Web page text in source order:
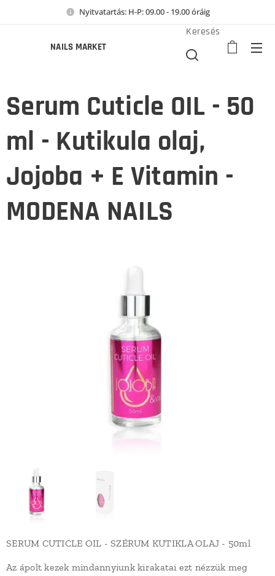
Nyitvatartás: H-P: 09.00 - 19.00 óráig
NAILS MARKET
Keresés
Serum Cuticle OIL - 50
ml - Kutikula olaj,
Jojoba + E Vitamin -
MODENA NAILS
SERUM CUTICLE OIL - SZÉRUM KUTIKLA OLAJ - 50ml
Az ápolt kezek mindannyiunk kirakatai ezt nézzük meg